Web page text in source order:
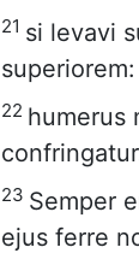
21 si levavi
superiorem:
22 humerus
23 Semper
ejus ferre